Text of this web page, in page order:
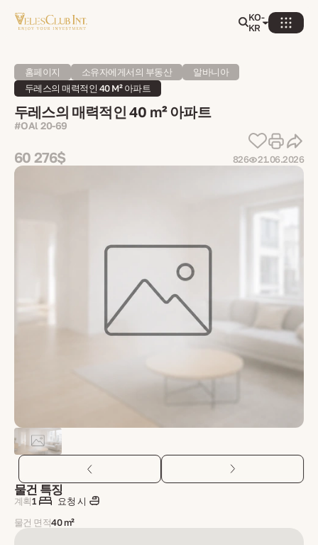
KO-
KR
홈페이지 소유자에게서의 부동산
알바니아
두레스의 매력적인 40 M² 아파트
두레스의 매력적인 40 m² 아파트
#OAl 20-69
60 276$ 826 21.06.2026
물건 특징
계획1
요청 시
물건 면적40 m²